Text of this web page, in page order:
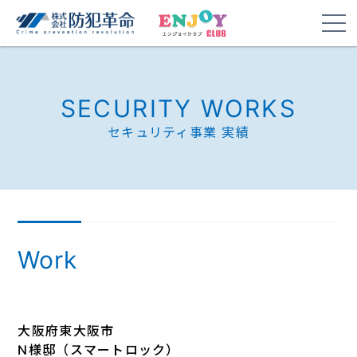
SECURITY WORKS
セキュリティ事業 実績
Work
大阪府東大阪市
N様邸（スマートロック）